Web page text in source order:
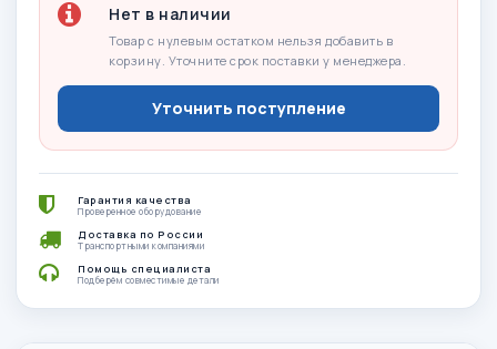
Нет в наличии
Товар с нулевым остатком нельзя добавить в
корзину. Уточните срок поставки у менеджера.
Уточнить поступление
Гарантия качества
Проверенное оборудование
Доставка по России
Транспортными компаниями
Помощь специалиста
Подберём совместимые детали